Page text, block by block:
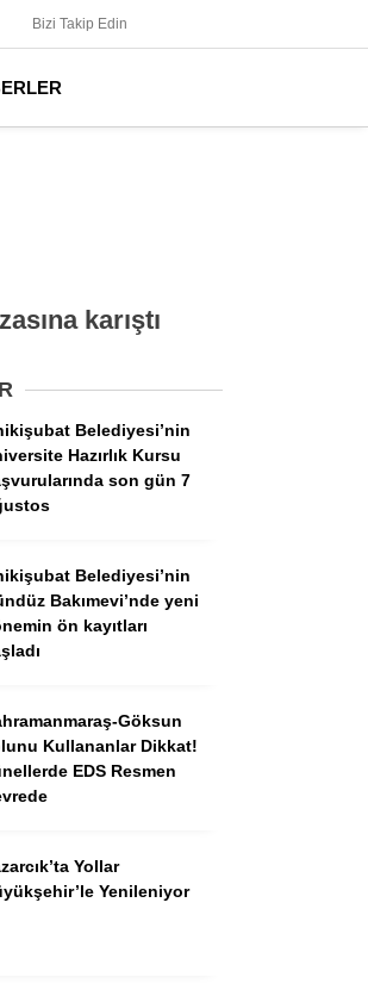
GÜNDEM
SAĞLIK
EKONOMİ
Bizi Takip Edin
karıştı
Belediyesi’nin
Hazırlık Kursu
son gün 7
Belediyesi’nin
Bakımevi’nde yeni
ön kayıtları
Göksun
Kullananlar Dikkat!
EDS Resmen
Yollar
Yenileniyor